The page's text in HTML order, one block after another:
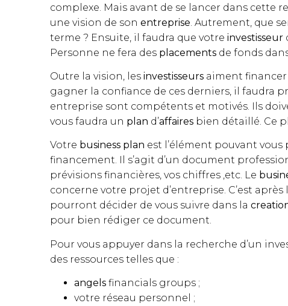
complexe. Mais avant de se lancer dans cette
une vision de son entreprise . Autrement, que
terme ? Ensuite, il faudra que votre investisseur
Personne ne fera des placements de fonds
Outre la vision, les investisseurs aiment
gagner la confiance de ces derniers, il faudra
entreprise sont compétents et motivés. Ils
vous faudra un plan d’affaires bien détaillé. Ce
Votre business plan est l’élément pouvant
financement. Il s’agit d’un document
prévisions financières, vos chiffres ,etc. Le
concerne votre projet d’entreprise. C’est
pourront décider de vous suivre dans la
pour bien rédiger ce document.
Pour vous appuyer dans la recherche d’un
des ressources telles que :
angels financials groups ;
votre réseau personnel ;